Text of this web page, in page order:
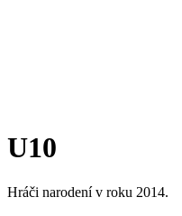
U10
Hráči narodení v roku 2014.